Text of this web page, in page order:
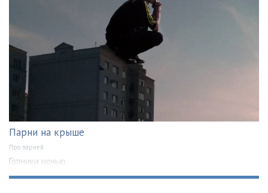
Парни на крыше
Про парней
Гопники ночью